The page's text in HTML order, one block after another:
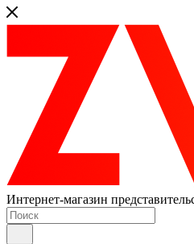
Интернет-магазин